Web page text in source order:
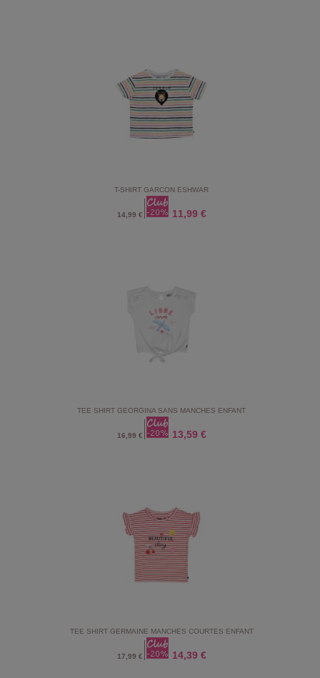
T-SHIRT GARCON ESHWAR
14,99 € 11,99 €
TEE SHIRT GEORGINA SANS MANCHES ENFANT
16,99 € 13,59 €
TEE SHIRT GERMAINE MANCHES COURTES ENFANT
17,99 € 14,39 €